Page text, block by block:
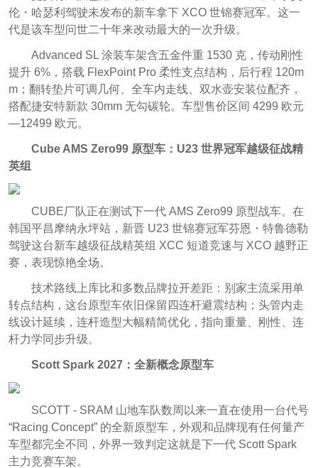
伦・哈瑟利驾驶未发布的新车拿下 XCO 世锦赛冠军。这一
代是该车型问世二十年来改动最大的一次升级。
Advanced SL 涂装车架含五金件重 1530 克，传动刚性
提升 6%，搭载 FlexPoint Pro 柔性支点结构，后行程 120m
m；翻转垫片可调几何、全车内走线、双水壶安装位配齐，
搭配捷安特新款 30mm 无勾碳轮。车型售价区间 4299 欧元
—12499 欧元。
Cube AMS Zero99 原型车：U23 世界冠军越级征战精
英组
CUBE厂队正在测试下一代 AMS Zero99 原型战车。在
韩国平昌摩纳永坪站，新晋 U23 世锦赛冠军芬恩・特鲁德勒
驾驶这台新车越级征战精英组 XCC 短道竞速与 XCO 越野正
赛，表现惊艳全场。
技术路线上库比和多数品牌拉开差距：别家主流采用单
转点结构，这台原型车依旧保留四连杆避震结构；头管内走
线设计延续，连杆造型大幅精简优化，指向重量、刚性、连
杆力学同步升级。
Scott Spark 2027：全新概念原型车
SCOTT - SRAM 山地车队数周以来一直在使用一台代号
“Racing Concept” 的全新原型车，外观和品牌现有任何量产
车型都完全不同，外界一致判定这就是下一代 Scott Spark
主力竞赛车架。